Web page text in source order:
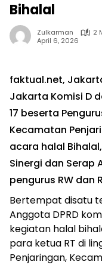
Bihalal
Zulkarman
2
April 6, 2026
faktual.net,
Jakarta Komisi D
17 beserta
Kecamatan
acara halal
Sinergi dan Serap
pengurus RW dan
Bertempat disatu
Anggota DPRD
kegiatan halal
para ketua RT di
Penjaringan,